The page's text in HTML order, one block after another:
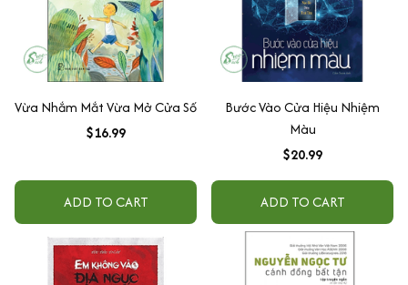
Vừa Nhắm Mắt Vừa Mở Cửa Số
$16.99
ADD TO CART
Bước Vào Cửa Hiệu Nhiệm
Màu
$20.99
ADD TO CART